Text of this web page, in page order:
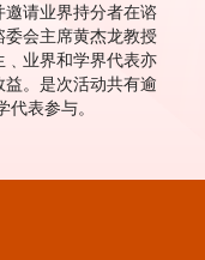
请业界持分者在谘
会主席黄杰龙教授
﹑业界和学界代表亦
。是次活动共有逾
表参与。